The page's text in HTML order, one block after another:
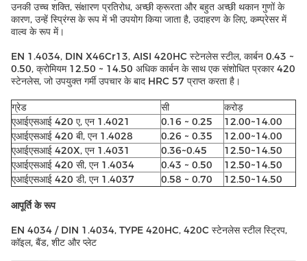
उनकी उच्च शक्ति, संक्षारण प्रतिरोध, अच्छी क्रूरता और बहुत अच्छी थकान गुणों के
कारण, उन्हें स्प्रिंग्स के रूप में भी उपयोग किया जाता है, उदाहरण के लिए, कम्प्रेसर में
वाल्व के रूप में।
EN 1.4034, DIN X46Cr13, AISI 420HC स्टेनलेस स्टील, कार्बन 0.43 ~
0.50, क्रोमियम 12.50 ~ 14.50 अधिक कार्बन के साथ एक संशोधित प्रकार 420
स्टेनलेस, जो उपयुक्त गर्मी उपचार के बाद HRC 57 प्राप्त करता है।
ग्रेड सी
करोड़
एआईएसआई 420 ए, एन 1.4021
0.16 ~ 0.25
12.00~14.00
एआईएसआई 420 बी, एन 1.4028
0.26 ~ 0.35
12.00~14.00
एआईएसआई 420X, एन 1.4031
0.36~0.45
12.50~14.50
एआईएसआई 420 सी, एन 1.4034
0.43 ~ 0.50
12.50~14.50
एआईएसआई 420 डी, एन 1.4037
0.58 ~ 0.70 12.50~14.50
आपूर्ति के रूप
EN 4034 / DIN 1.4034, TYPE 420HC, 420C स्टेनलेस स्टील स्ट्रिप,
कॉइल, बैंड, शीट और प्लेट